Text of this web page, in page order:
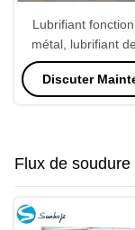
Lubrifiant
métal, lubrifiant
pour industriel
Discuter
Flux de